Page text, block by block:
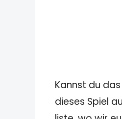
Kannst du
dieses Spiel